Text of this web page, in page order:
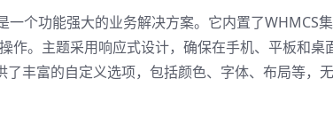
个功能强大的业务解决方案。它内置了WHMCS
作。主题采用响应式设计，确保在手机、平板和桌
丰富的自定义选项，包括颜色、字体、布局等，